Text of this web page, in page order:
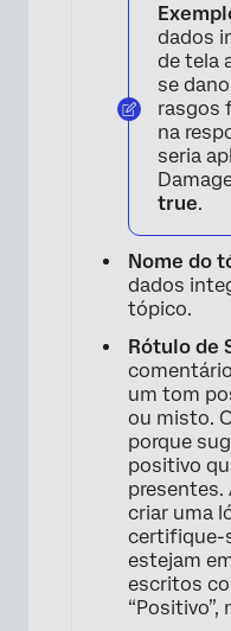
dados
de tela
se
rasgos
na
seria
true.
Nome do
dados
tópico.
Rótulo de
um tom
ou misto.
porque
positivo
presentes.
criar uma
certifique-
estejam
escritos
“Positivo”,